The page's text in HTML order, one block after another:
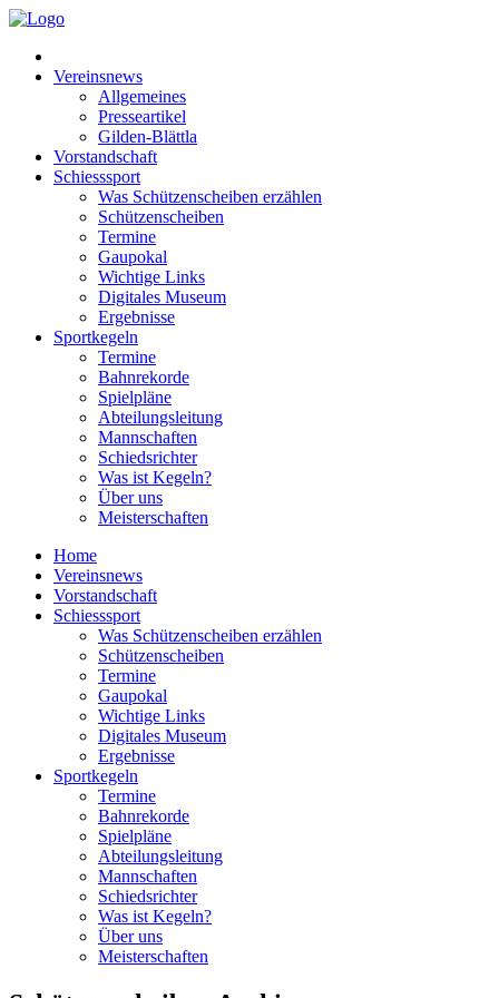
Vereinsnews
Allgemeines
Presseartikel
Gilden-Blättla
Vorstandschaft
Schiesssport
Was Schützenscheiben erzählen
Schützenscheiben
Termine
Gaupokal
Wichtige Links
Digitales Museum
Ergebnisse
Sportkegeln
Termine
Bahnrekorde
Spielpläne
Abteilungsleitung
Mannschaften
Schiedsrichter
Was ist Kegeln?
Über uns
Meisterschaften
Home
Vereinsnews
Vorstandschaft
Schiesssport
Was Schützenscheiben erzählen
Schützenscheiben
Termine
Gaupokal
Wichtige Links
Digitales Museum
Ergebnisse
Sportkegeln
Termine
Bahnrekorde
Spielpläne
Abteilungsleitung
Mannschaften
Schiedsrichter
Was ist Kegeln?
Über uns
Meisterschaften